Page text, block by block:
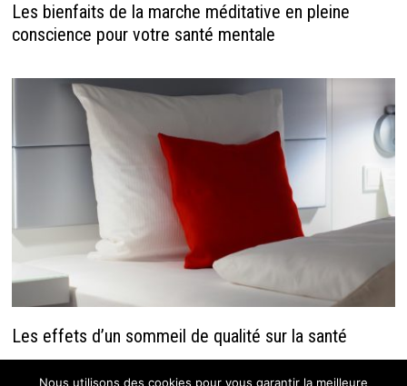
Les bienfaits de la marche méditative en pleine
conscience pour votre santé mentale
Les effets d’un sommeil de qualité sur la santé
Nous utilisons des cookies pour vous garantir la meilleure